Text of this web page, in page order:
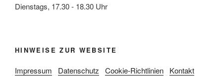
Dienstags, 17.30 - 18.30 Uhr
HINWEISE ZUR WEBSITE
Impressum Datenschutz Cookie-Richtlinien Kontakt